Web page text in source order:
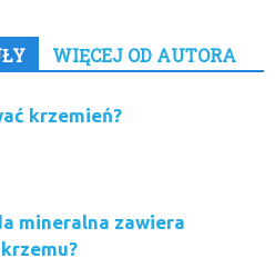
WIĘCEJ OD AUTORA
krzemień?
mineralna zawiera